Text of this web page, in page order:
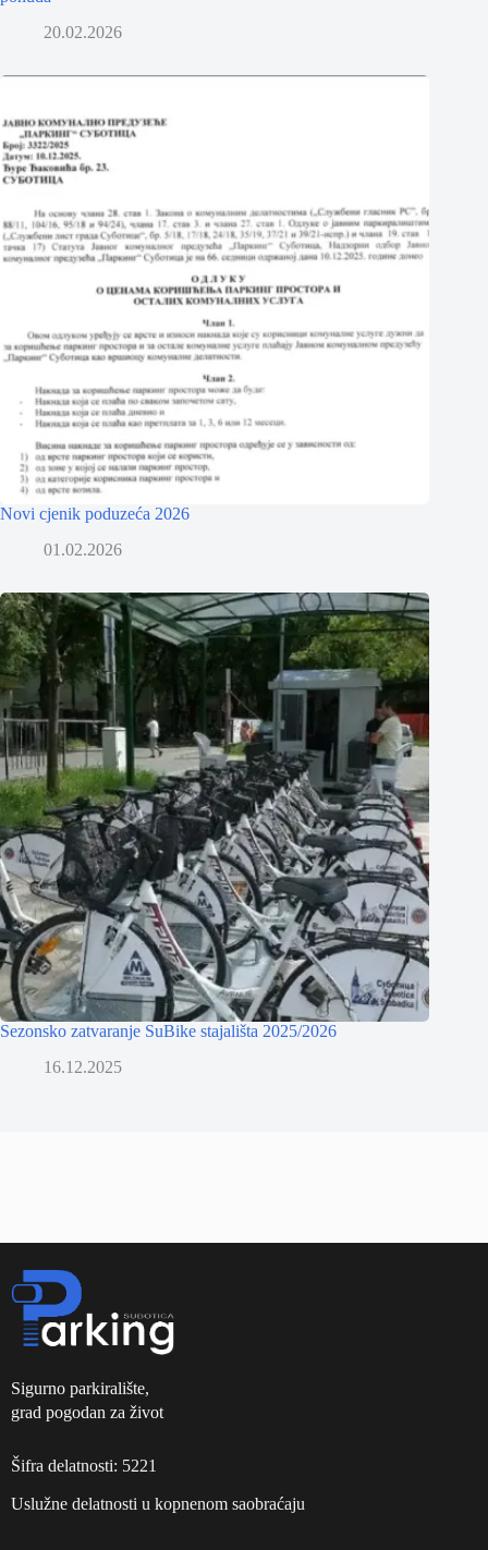
20.02.2026
Novi cjenik poduzeća 2026
01.02.2026
Sezonsko zatvaranje SuBike stajališta 2025/2026
16.12.2025
Sigurno parkiralište,
grad pogodan za život
Šifra delatnosti: 5221
Uslužne delatnosti u kopnenom saobraćaju